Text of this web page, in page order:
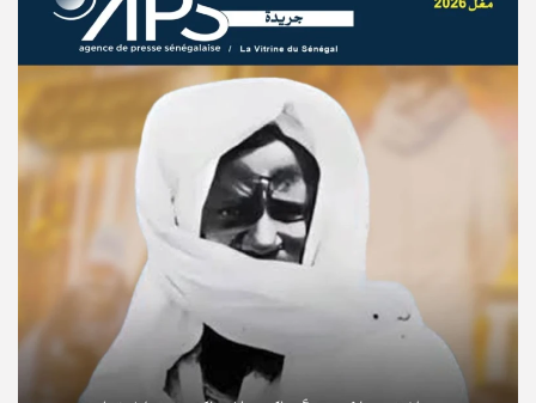
© Copyright 2025, APS